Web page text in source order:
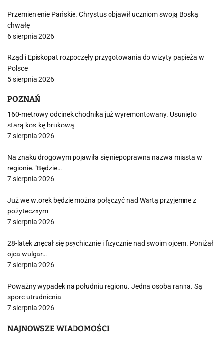
Przemienienie Pańskie. Chrystus objawił uczniom swoją Boską
chwałę
6 sierpnia 2026
Rząd i Episkopat rozpoczęły przygotowania do wizyty papieża w
Polsce
5 sierpnia 2026
POZNAŃ
160-metrowy odcinek chodnika już wyremontowany. Usunięto
starą kostkę brukową
7 sierpnia 2026
Na znaku drogowym pojawiła się niepoprawna nazwa miasta w
regionie. "Będzie…
7 sierpnia 2026
Już we wtorek będzie można połączyć nad Wartą przyjemne z
pożytecznym
7 sierpnia 2026
28-latek znęcał się psychicznie i fizycznie nad swoim ojcem. Poniżał
ojca wulgar…
7 sierpnia 2026
Poważny wypadek na południu regionu. Jedna osoba ranna. Są
spore utrudnienia
7 sierpnia 2026
NAJNOWSZE WIADOMOŚCI